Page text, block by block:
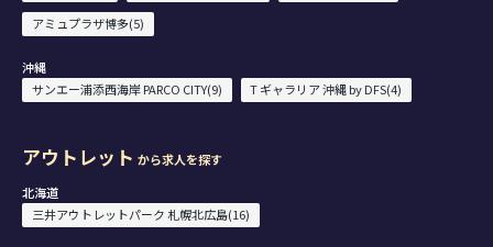
アミュプラザ博多(5)
沖縄
サンエー浦添西海岸 PARCO CITY(9)
T ギャラリア 沖縄 by DFS(4)
アウトレット から求人を探す
北海道
三井アウトレットパーク 札幌北広島(16)